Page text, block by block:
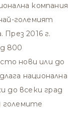
компания
големият
През 2016 г.
800
нови или до
национална
до всеки град
големите